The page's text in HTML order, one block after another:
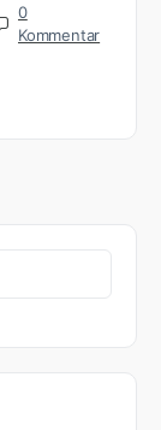
0
Kommentar